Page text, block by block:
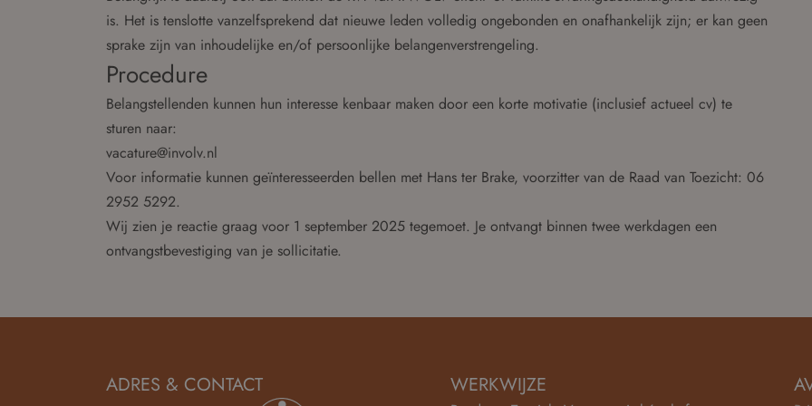
is. Het is tenslotte vanzelfsprekend dat nieuwe leden volledig ongebonden en onafhankelijk zijn; er kan geen
sprake zijn van inhoudelijke en/of persoonlijke belangenverstrengeling.
Procedure
Belangstellenden kunnen hun interesse kenbaar maken door een korte motivatie (inclusief actueel cv) te
sturen naar:
vacature@involv.nl
Voor informatie kunnen geïnteresseerden bellen met Hans ter Brake, voorzitter van de Raad van Toezicht: 06
2952 5292.
Wij zien je reactie graag voor 1 september 2025 tegemoet. Je ontvangt binnen twee werkdagen een
ontvangstbevestiging van je sollicitatie.
ADRES & CONTACT WERKWIJZE